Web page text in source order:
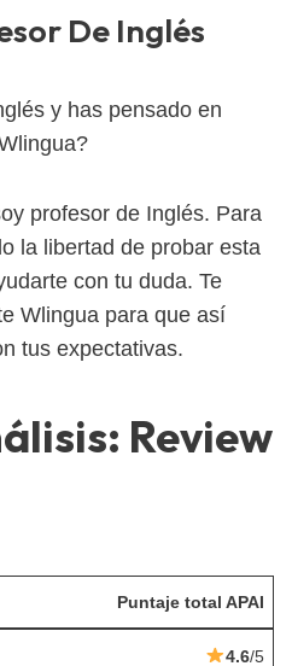
De Inglés
y has pensado en
profesor de Inglés. Para
la libertad de probar esta
con tu duda. Te
Wlingua para que así
tus expectativas.
Review
Puntaje total APAI
4.6/5